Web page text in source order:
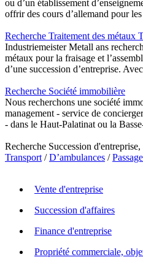
ou d’un établissement
offrir des cours d’allemand pour
Recherche Traitement des métaux
Industriemeister Metall ans
métaux pour la fraisage et
d’une succession d’entreprise.
Recherche Société immobilière
Nous recherchons une société
management - service de
- dans le Haut-Palatinat ou la
Recherche Succession
Transport /D’ambulances /
Vente d'entreprise
Succession d'affaires
Finance d'entreprise
Propriété commerciale,